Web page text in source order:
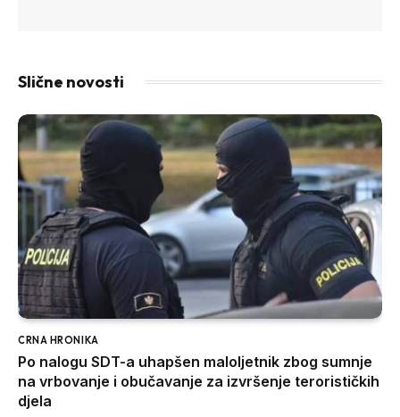
Slične novosti
CRNA HRONIKA
Po nalogu SDT-a uhapšen maloljetnik zbog sumnje
na vrbovanje i obučavanje za izvršenje terorističkih
djela